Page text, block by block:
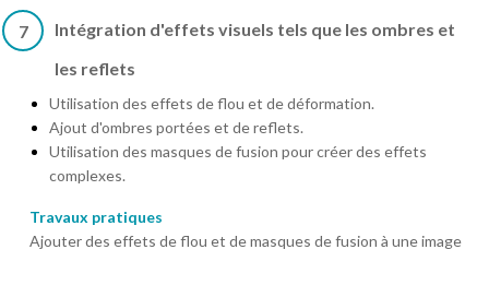
7
Intégration d'effets visuels tels que les ombres et
les reflets
Utilisation des effets de flou et de déformation.
Ajout d'ombres portées et de reflets.
Utilisation des masques de fusion pour créer des effets
complexes.
Travaux pratiques
Ajouter des effets de flou et de masques de fusion à une image